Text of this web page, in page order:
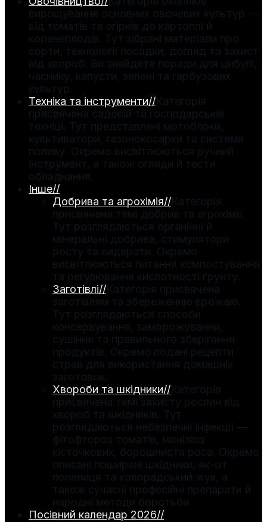
вирощування основних овочевих культур —
від томатів та огірків до картоплі й
коренеплодів. Тут зібрані матеріали про
сорти, технології посадки, догляд та захист
від хвороб. Ви знайдете поради для цибулі,
часнику, капусти, зелені та гарбузових
культур.
Техніка та інструменти//Категорія
присвячена садовій та господарській
техніці. Тут представлені мотоблоки,
культиватори, газонокосарки та системи
поливу. Окремо висвітлюються ручний
інструмент, а також огляди й тести
обладнання.
Інше//
Добрива та агрохімія//Категорія
присвячена темі добрив та агрохімії.
Тут розглядаються органічні й
мінеральні добрива, стимулятори
росту та сидерати. Окремо
висвітлюються питання компостування
та регулювання кислотності ґрунту.
Заготівлі//Категорія присвячена
заготівлям та збереженню врожаю.
Тут розглядаються способи
консервування, заморожування,
сушіння та правильного зберігання
продуктів. Окремо подані рецепти
страв для використання домашніх
заготовок.
Хвороби та шкідники//Категорія
присвячена темі захисту рослин від
хвороб та шкідників. Тут
розглядаються небезпечні інфекції —
фітофтороз томатів, моніліоз
кісточкових, борошниста роса. Окремо
описані поширені шкідники, як-от
попелиця та колорадський жук, а
також сучасні професійні препарати й
народні методи боротьби.
Посівний календар 2026//